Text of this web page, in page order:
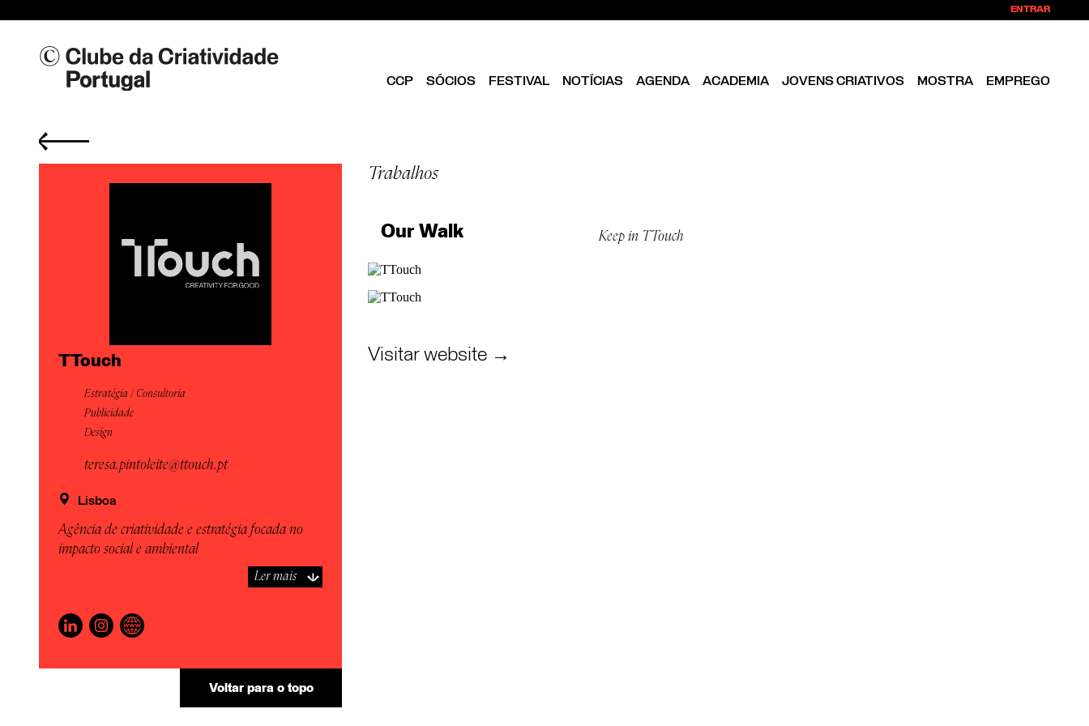
ENTRAR
CCP
ESTATUTOS
DIREÇÃO
CONSELHO FISCAL
PARCEIROS
EMPREENDEDORISMO
CRIATIVO DE LISBOA
SÓCIOS FESTIVAL NOTÍCIAS AGENDA ACADEMIA JOVENS CRIATIVOS MOSTRA EMPREGO
TTouch
Estratégia | Consultoria
Publicidade
Design
teresa.pintoleite@ttouch.pt
Lisboa
Agência de criatividade e estratégia focada no
impacto social e ambiental
Ler mais
Voltar para o topo
Trabalhos
Our Walk Keep in TTouch
Visitar website →